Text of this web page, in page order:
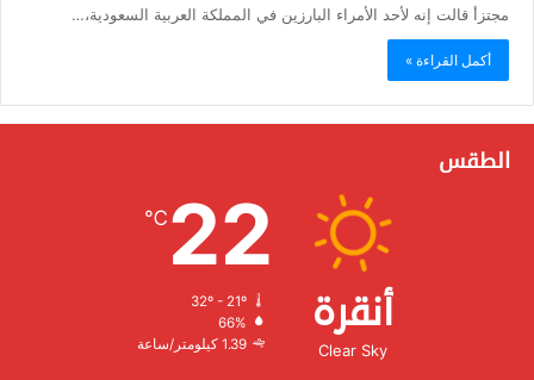
مجتزأ قالت إنه لأحد الأمراء البارزين في المملكة العربية السعودية،…
أكمل القراءة »
الطقس
أنقرة
Clear Sky
22
℃
32º - 21º
الرطوبة:
الرياح:1.39 كيلومتر/ساعة